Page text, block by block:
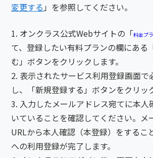
変更する 」を参照してください。
オンクラス公式Webサイトの「料金プ
て、登録したい有料プランの欄にある
む」ボタンをクリックします。
表示されたサービス利用登録画面で
し、「新規登録する」ボタンをクリッ
入力したメールアドレス宛てに本人
いていることを確認してください。メ
URLから本人確認（本登録）をするこ
への利用登録が完了します。